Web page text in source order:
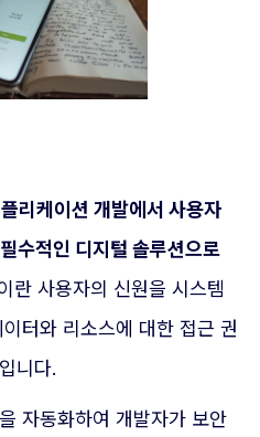
리케이션 개발에서 사용자
수적인 디지털 솔루션으로
란 사용자의 신원을 시스템
터와 리소스에 대한 접근 권
니다.
자동화하여 개발자가 보안